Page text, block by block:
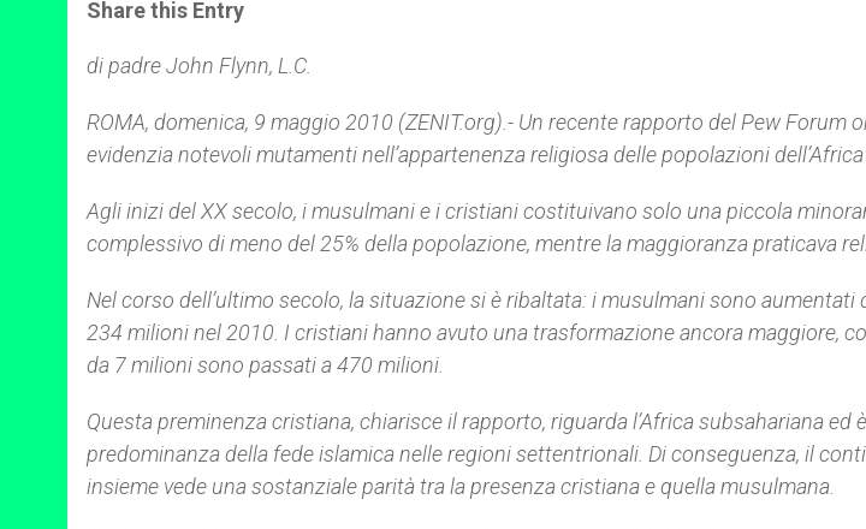
s
p
p
e
g
e
b
o
k
r
Share this Entry
di padre John Flynn, L.C.
ROMA, domenica, 9 maggio 2010 (ZENIT.org).- Un recente rapporto del Pew Forum
evidenzia notevoli mutamenti nell’appartenenza religiosa delle popolazioni
Agli inizi del XX secolo, i musulmani e i cristiani costituivano solo una piccola
complessivo di meno del 25% della popolazione, mentre la maggioranza praticava
Nel corso dell’ultimo secolo, la situazione si è ribaltata: i musulmani sono aumentati
234 milioni nel 2010. I cristiani hanno avuto una trasformazione ancora maggiore,
da 7 milioni sono passati a 470 milioni.
Questa preminenza cristiana, chiarisce il rapporto, riguarda l’Africa subsahariana ed
predominanza della fede islamica nelle regioni settentrionali. Di conseguenza, il
insieme vede una sostanziale parità tra la presenza cristiana e quella musulmana.